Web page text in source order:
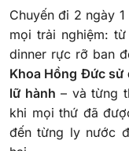
Chuyến đi 2 ngày
mọi trải nghiệm:
dinner rực rỡ ban
Khoa Hồng Đức
lữ hành – và từng
khi mọi thứ đã
đến từng ly nước